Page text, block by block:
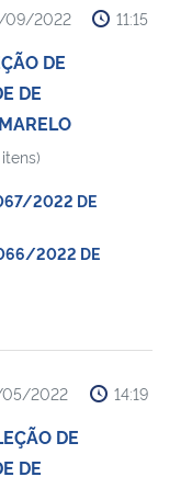
09/2022 11:15
DE
DE
2022 DE
2022 DE
05/2022 14:19
DE
DE